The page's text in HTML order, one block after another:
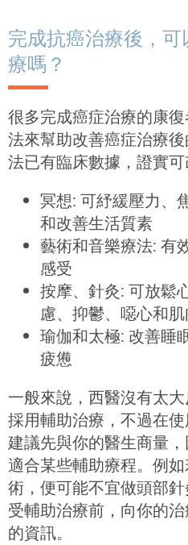
完成抗癌治療後，
療嗎？
很多完成癌症治療的康
法來幫助改善癌症治療
法已有臨床數據，證實
冥想: 可紓緩壓力、
和改善生活質素
藝術和音樂療法: 有
感受
按摩、針灸: 可放鬆
慮、抑鬱、噁心和
瑜伽和太極: 改善睡
疲憊
一般來說，西醫沒有太
採用輔助治療，不過在
建議先與你的醫生商量
適合某些輔助療程。例
術，便可能不宜做頭部
受輔助治療前，向你的
的資訊。